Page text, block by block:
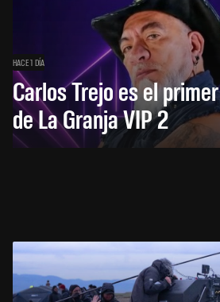
HACE 1 DÍA
Carlos Trejo es el
de La Granja VIP 2